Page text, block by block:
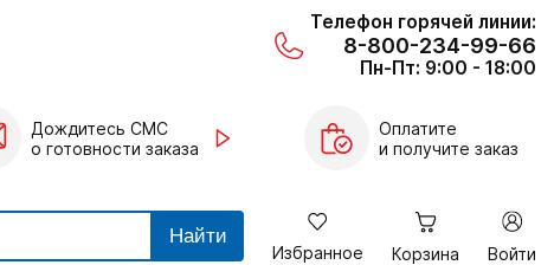
Телефон горячей линии:
8-800-234-99-66
Пн-Пт: 9:00 - 18:00
Дождитесь СМС
о готовности заказа
Оплатите
и получите заказ
Найти
Избранное Корзина Войти